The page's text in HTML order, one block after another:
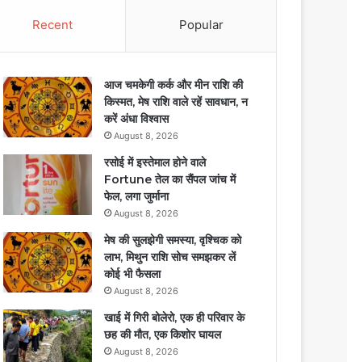
Recent Popular
आज चमकेगी कर्क और मीन राशि की
किस्मत, मेष राशि वाले रहें सावधान, न
करें अंधा विश्वास
August 8, 2026
रसोई में इस्तेमाल होने वाले
Fortune तेल का सैंपल जांच में
फेल, लगा जुर्माना
August 8, 2026
मेष की सुलझेगी समस्या, वृश्चिक को
लाभ, मिथुन राशि सोच समझकर लें
कोई भी फैसला
August 8, 2026
खाई में गिरी बोलेरो, एक ही परिवार के
छह की मौत, एक किशोर घायल
August 8, 2026